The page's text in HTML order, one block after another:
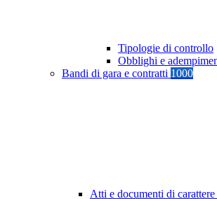
Tipologie di controllo
Obblighi e
Bandi di gara e contratti 1000
Atti e documenti di